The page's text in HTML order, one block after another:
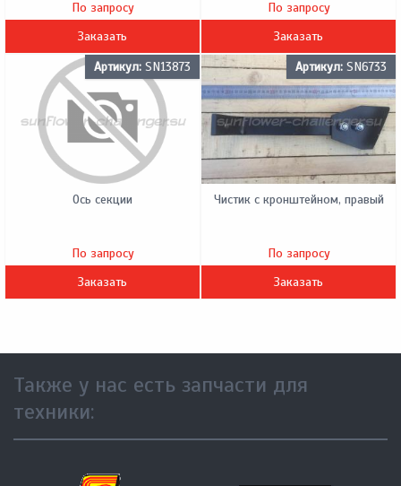
По запросу
Заказать
По запросу
Заказать
Артикул: SN13873
Ось секции
По запросу
Заказать
Артикул: SN6733
Чистик с кронштейном, правый
По запросу
Заказать
Также у нас есть запчасти для
техники: